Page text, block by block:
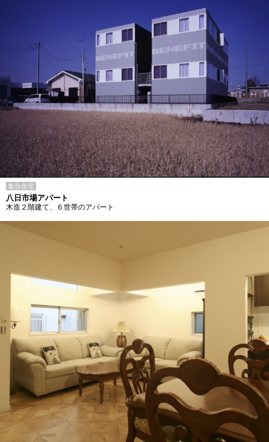
集合住宅
八日市場アパート
木造２階建て、６世帯のアパート